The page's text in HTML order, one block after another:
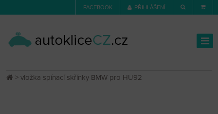
FACEBOOK PŘIHLÁŠENÍ
> vložka spínací skřínky BMW pro HU92